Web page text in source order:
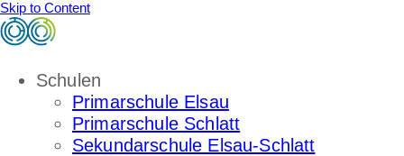
Skip to Content
Schulen
Primarschule Elsau
Primarschule Schlatt
Sekundarschule Elsau-Schlatt